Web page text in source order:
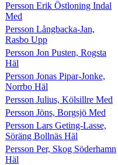
Persson Erik Östloning Indal
Med
Persson Långbacka-Jan,
Rasbo Upp
Persson Jon Pusten, Rogsta
Häl
Persson Jonas Pipar-Jonke,
Norrbo Häl
Persson Julius, Kölsillre Med
Persson Jöns, Borgsjö Med
Persson Lars Geting-Lasse,
Söräng Bollnäs Häl
Persson Per, Skog Söderhamn
Häl